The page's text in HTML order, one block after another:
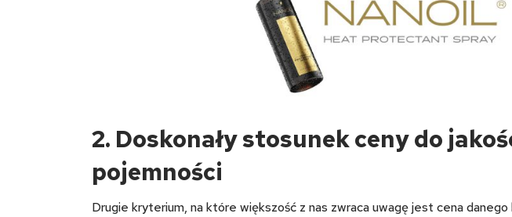
2. Doskonały stosunek ceny do
pojemności
Drugie kryterium, na które większość z nas zwraca uwagę jest cena